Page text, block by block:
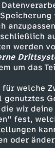
werden
um das
für welche
wir
fest,
oder